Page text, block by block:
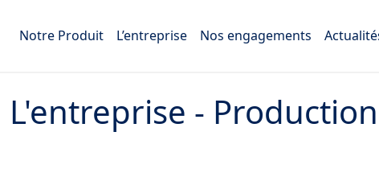
Notre Produit L’entreprise Nos engagements
L'entreprise -